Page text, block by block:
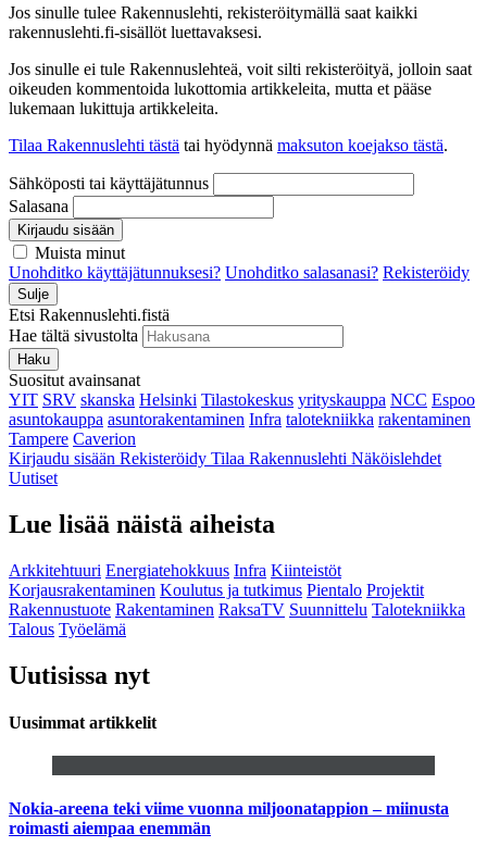
Jos sinulle tulee Rakennuslehti, rekisteröitymällä saat kaikki
rakennuslehti.fi-sisällöt luettavaksesi.
Jos sinulle ei tule Rakennuslehteä, voit silti rekisteröityä, jolloin saat
oikeuden kommentoida lukottomia artikkeleita, mutta et pääse
lukemaan lukittuja artikkeleita.
Tilaa Rakennuslehti tästä tai hyödynnä maksuton koejakso tästä.
Sähköposti tai käyttäjätunnus
Salasana
Kirjaudu sisään
Muista minut
Unohditko käyttäjätunnuksesi? Unohditko salasanasi? Rekisteröidy
Sulje
Etsi Rakennuslehti.fistä
Hae tältä sivustolta
Haku
Suositut avainsanat
YIT SRV skanska Helsinki Tilastokeskus yrityskauppa NCC Espoo
asuntokauppa asuntorakentaminen Infra talotekniikka rakentaminen
Tampere Caverion
Kirjaudu sisään Rekisteröidy Tilaa Rakennuslehti Näköislehdet
Uutiset
Lue lisää näistä aiheista
Arkkitehtuuri Energiatehokkuus Infra Kiinteistöt
Korjausrakentaminen Koulutus ja tutkimus Pientalo Projektit
Rakennustuote Rakentaminen RaksaTV Suunnittelu Talotekniikka
Talous Työelämä
Uutisissa nyt
Uusimmat artikkelit
Nokia-areena teki viime vuonna miljoonatappion – miinusta
roimasti aiempaa enemmän